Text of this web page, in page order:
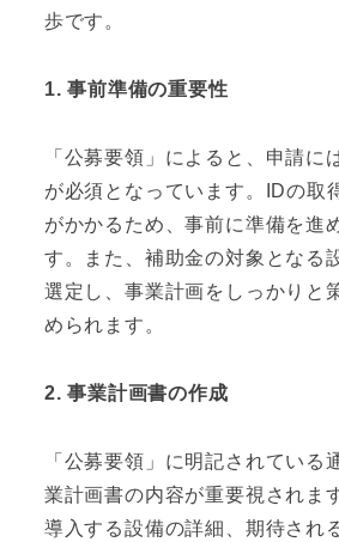
歩です。
1. 事前準備の重要性
「公募要領」によると、申請に
が必須となっています。IDの取
がかかるため、事前に準備を進
す。また、補助金の対象となる
選定し、事業計画をしっかりと
められます。
2. 事業計画書の作成
「公募要領」に明記されている
業計画書の内容が重要視されま
導入する設備の詳細、期待され